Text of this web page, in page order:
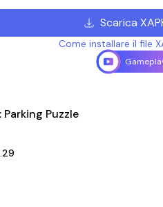
Scarica
Come installare il file
Puzzle